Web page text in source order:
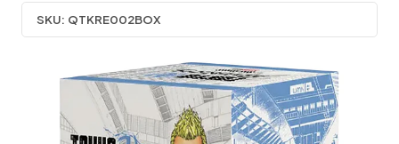
SKU: QTKRE002BOX